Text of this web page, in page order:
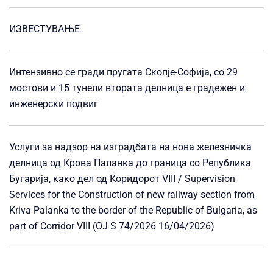
ИЗВЕСТУВАЊЕ
Интензивно се гради пругата Скопје-Софија, со 29
мостови и 15 тунели втората делница е градежен и
инженерски подвиг
Услуги за надзор на изградбата на нова железничка
делница од Крова Паланка до граница со Република
Бугарија, како дел од Коридорот VIII / Supervision
Services for the Construction of new railway section from
Kriva Palanka to the border of the Republic of Bulgaria, as
part of Corridor VIII (OJ S 74/2026 16/04/2026)